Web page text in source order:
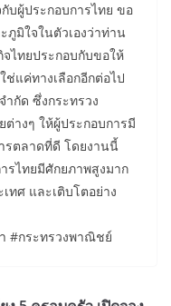
บผู้ประกอบการไทย ขอ
มิใจในตัวเองว่าท่าน
ไทยประกอบกับขอให้
แค่ทางเลือกอีกต่อไป
ำกัด ซึ่งกระทรวง
างๆ ให้ผู้ประกอบการมี
รตลาดที่ดี โดยงานนี้
รไทยมีศักยภาพสูงมาก
ศ และเติบโตอย่าง
#กระทรวงพาณิชย์